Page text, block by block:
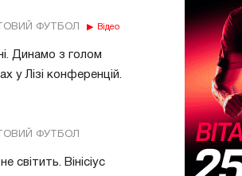
ФУТБОЛ Відео
Динамо з голом
у Лізі конференцій.
ФУТБОЛ
світить. Вінісіус